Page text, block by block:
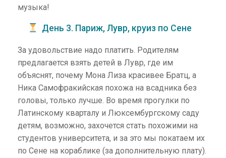
музыка!
День 3. Париж, Лувр, круиз по Сене
За удовольствие надо платить. Родителям
предлагается взять детей в Лувр, где им
объяснят, почему Мона Лиза красивее Братц, а
Ника Самофракийская похожа на всадника без
головы, только лучше. Во время прогулки по
Латинскому кварталу и Люксембургскому саду
детям, возможно, захочется стать похожими на
студентов университета, и за это мы покатаем их
по Сене на кораблике (за дополнительную плату).